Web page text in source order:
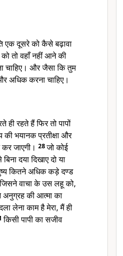
एक दूसरे को कैसे बढ़ावा
तो वहाँ नहीं आने की
चाहिए। और जैसा कि तुम
अधिक करना चाहिए।
ही रहते हैं फिर तो पापों
की भयानक प्रतीक्षा और
जाएगी। 28जो कोई
दया दिखाए दो या
कितने अधिक कड़े दण्ड
वाचा के उस लहू को,
अनुग्रह की आत्मा का
लेना काम है मेरा, मैं ही
किसी पापी का सजीव